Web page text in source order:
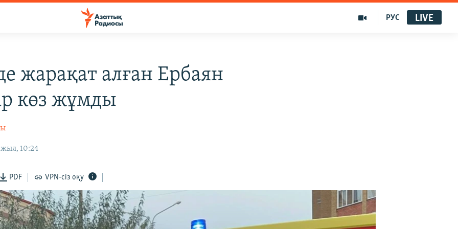
РУС LIVE
жарақат алған Ербаян
көз жұмды
10:24
PDF VPN-сіз оқу